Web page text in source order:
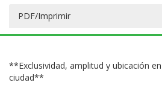
PDF/Imprimir
**Exclusividad, amplitud y ubicación
ciudad**